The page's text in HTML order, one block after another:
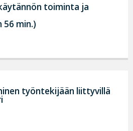
toiminta ja
56 min.)
työntekijään liittyvillä